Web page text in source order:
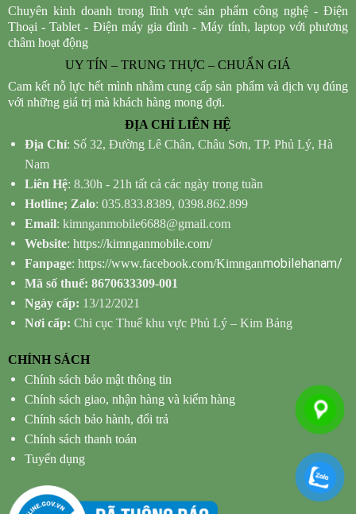
Chuyên kinh doanh trong lĩnh vực sản phẩm công nghệ - Điện
Thoại - Tablet - Điện máy gia đình - Máy tính, laptop với phương
châm hoạt động
UY TÍN – TRUNG THỰC – CHUẨN GIÁ
Cam kết nỗ lực hết mình nhằm cung cấp sản phẩm và dịch vụ đúng
với những giá trị mà khách hàng mong đợi.
ĐỊA CHỈ LIÊN HỆ
Địa Chỉ: Số 32, Đường Lê Chân, Châu Sơn, TP. Phủ Lý, Hà
Nam
Liên Hệ: 8.30h - 21h tất cả các ngày trong tuần
Hotline; Zalo: 035.833.8389, 0398.862.899
Email: kimnganmobile6688@gmail.com
Website: https://kimnganmobile.com/
Fanpage: https://www.facebook.com/Kimnganmobilehanam/
Mã số thuế: 8670633309-001
Ngày cấp: 13/12/2021
Nơi cấp: Chi cục Thuế khu vực Phủ Lý – Kim Bảng
CHÍNH SÁCH
Chính sách bảo mật thông tin
Chính sách giao, nhận hàng và kiểm hàng
Chính sách bảo hành, đổi trả
Chính sách thanh toán
Tuyển dụng